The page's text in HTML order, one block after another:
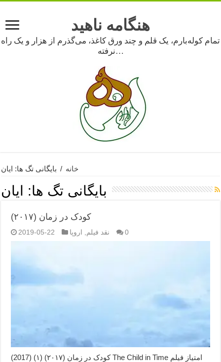
هنگامه ناهید
تمام کوله‌بارم، یک قلم و چند ورق کاغذ، می‌گذرم از هزار و یک راه
نرفته…
خانه / بایگانی تگ ها: ایان
بایگانی تگ ها: ایان
کودک در زمان (۲۰۱۷)
2019-05-22 نقد فیلم اروپا 0
کودک در زمان (۲۰۱۷) (۱) (2017) The Child in Time امتیاز فیلم